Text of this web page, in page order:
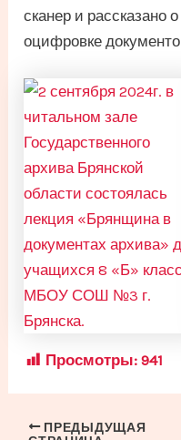
сканер и рассказано
оцифровке
Просмотры: 941
Навигация
ПРЕДЫДУЩАЯ